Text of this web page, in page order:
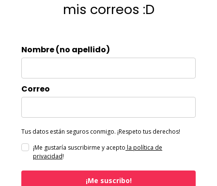
mis correos :D
Nombre (no apellido)
Correo
Tus datos están seguros conmigo. ¡Respeto tus derechos!
¡Me gustaría suscribirme y acepto la política de
privacidad!
¡Me suscribo!